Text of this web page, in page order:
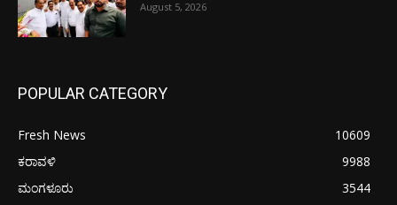
August 5, 2026
POPULAR CATEGORY
Fresh News
10609
ಕರಾವಳಿ
9988
ಮಂಗಳೂರು
3544